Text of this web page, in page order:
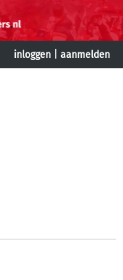
inloggen aanmelden